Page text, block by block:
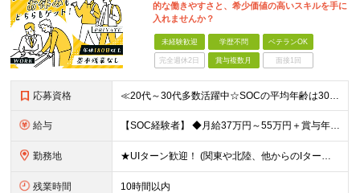
的な働きやすさと、希少価値の高いスキルを手に
入れませんか？
未経験歓迎 学歴不問 ベテランOK
完全週休2日 賞与複数月 面接1回
応募資格 ≪20代～30代多数活躍中☆SOCの平均年齢は30歳≫ ■未経験歓迎 ■学歴不問 ≪こんな方にピッタリ！≫ □サイバーセキュリティやIT業界に興味がある □ずっと必要とされるスキルを身につけて活躍し
給与 【SOC経験者】 ◆月給37万円～55万円＋賞与年2回＋諸手当 └3～5年の経験者を想定 【未経験者】 ◆月給25万円～55万円＋賞与年2回＋諸手当 ※給与については経験・能力・前職給与等を十分に
勤務地 ★UIターン歓迎！ (関東や北陸、他からのIターン・外国籍の方の移住などたくさんの例があります！) ■福岡オフィス 福岡県福岡市中央区渡辺通二丁目4番8号 福岡小学館ビル5F サービスオフィス福岡薬
残業時間 10時間以内